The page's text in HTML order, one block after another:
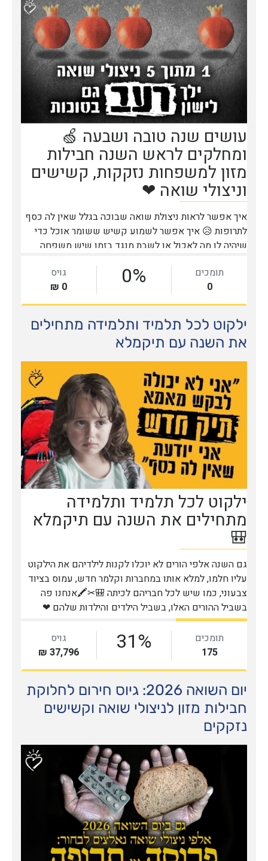
ילקוט לכל תלמיד ותלמידה מתחילים
את השנה עם תיקמלא
יום השואה 2026: גיוס חירום לחלוקת
חבילות מזון לניצולי שואה וקשישים
נזקקים